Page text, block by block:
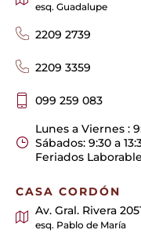
esq. Guadalupe
2209 2739
2209 3359
099 259 083
Lunes a Viernes :
Sábados: 9:30 a
Feriados
CASA CORDÓN
Av. Gral. Rivera
esq. Pablo de María